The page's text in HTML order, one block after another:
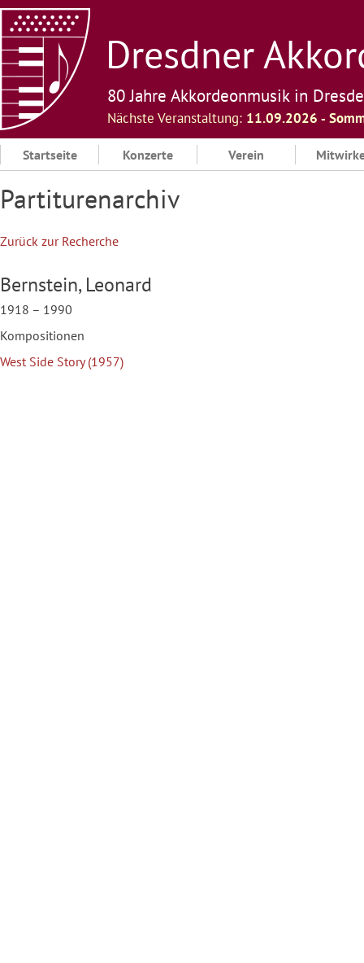
Skip
to
content
Dresdner
80 Jahre Akkordeonmusik in
Nächste Veranstaltung: 11.09.2026 ‐
Startseite Konzerte Verein
Partiturenarchiv
Zurück zur Recherche
Bernstein, Leonard
1918 – 1990
Kompositionen
West Side Story (1957)